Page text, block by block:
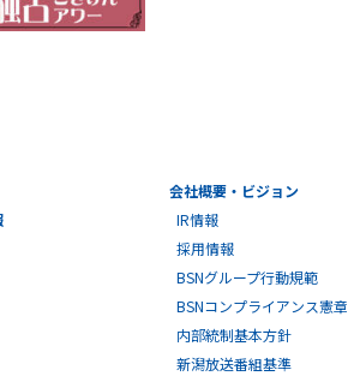
会社概要・ビジョン
IR情報
採用情報
BSNグループ行動規範
BSNコンプライアンス憲章
内部統制基本方針
新潟放送番組基準